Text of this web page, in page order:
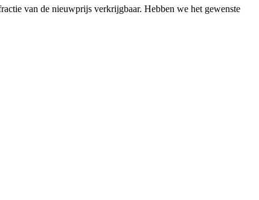
van de nieuwprijs verkrijgbaar. Hebben we het gewenste